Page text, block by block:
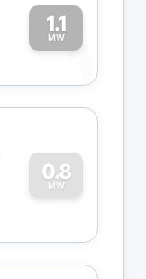
1.1
MW1
0.8
MW
0